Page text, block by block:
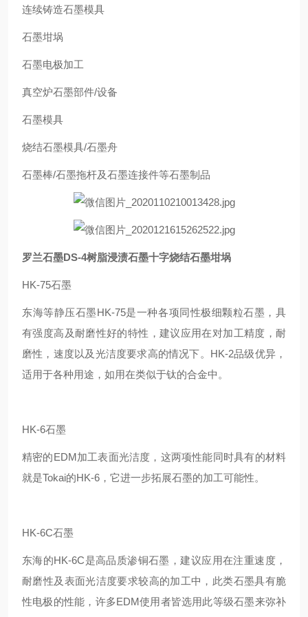
连续铸造石墨模具
石墨坩埚
石墨电极加工
真空炉石墨部件/设备
石墨模具
烧结石墨模具/石墨舟
石墨棒/石墨拖杆及石墨连接件等石墨制品
罗兰石墨DS-4树脂浸渍石墨十字烧结石墨坩埚
HK-75石墨
东海等静压石墨HK-75是一种各项同性极细颗粒石墨，具
有强度高及耐磨性好的特性，建议应用在对加工精度，耐
磨性，速度以及光洁度要求高的情况下。HK-2品级优异，
适用于各种用途，如用在类似于钛的合金中。
HK-6石墨
精密的EDM加工表面光洁度，这两项性能同时具有的材料
就是Tokai的HK-6，它进一步拓展石墨的加工可能性。
HK-6C石墨
东海的HK-6C是高品质渗铜石墨，建议应用在注重速度，
耐磨性及表面光洁度要求较高的加工中，此类石墨具有脆
性电极的性能，许多EDM使用者皆选用此等级石墨来弥补